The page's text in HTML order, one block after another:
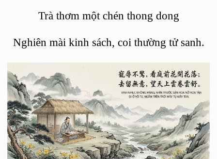
Trà thơm một chén thong dong
Nghiên mài kinh sách, coi thường tử sanh.